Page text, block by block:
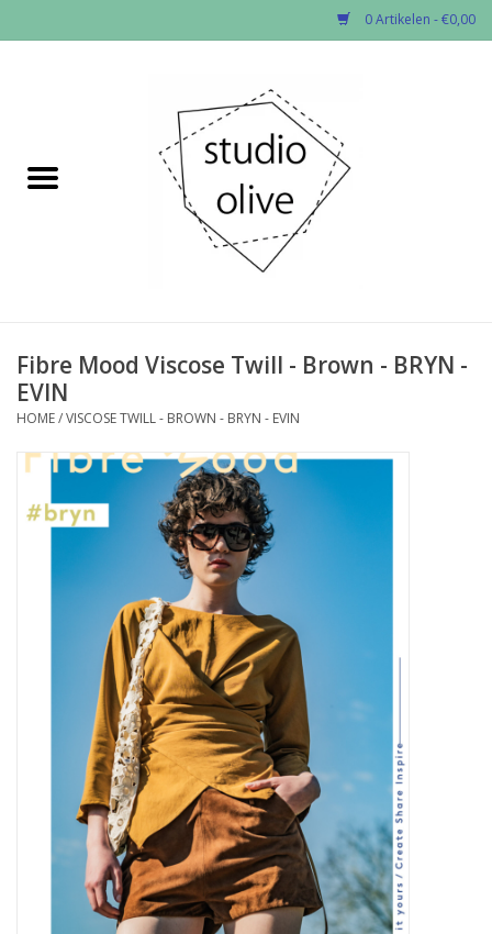
0 Artikelen - €0,00
✂︎Nieuw
Fournituren
Patronen
Workshops
Studio Olive inspireert....
Fibre Mood Viscose Twill - Brown - BRYN -
EVIN
HOME/VISCOSE TWILL - BROWN - BRYN - EVIN